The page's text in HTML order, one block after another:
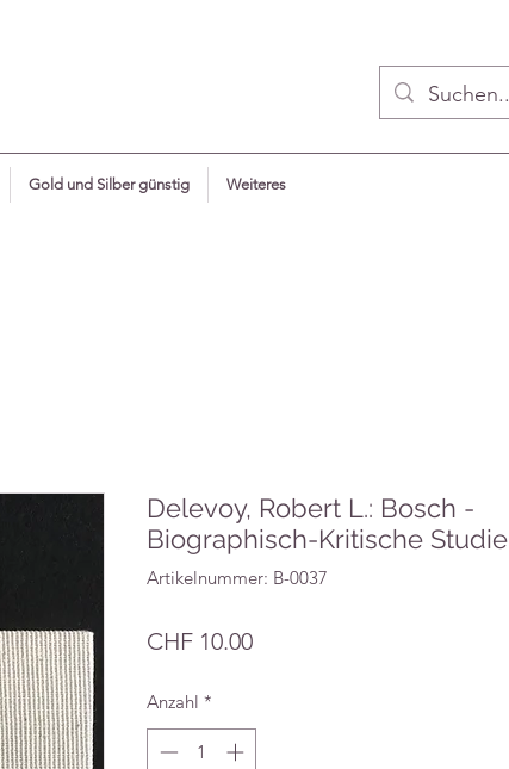
Gold und Silber günstig Weiteres
Delevoy, Robert L.: Bosch -
Biographisch-Kritische Studie
Artikelnummer: B-0037
CHF 10.00Preis
Anzahl *